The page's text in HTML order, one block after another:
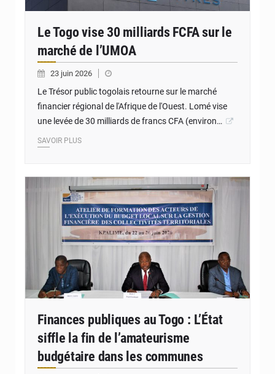
Le Togo vise 30 milliards FCFA sur le
marché de l’UMOA
23 juin 2026
Le Trésor public togolais retourne sur le marché
financier régional de l'Afrique de l'Ouest. Lomé vise
une levée de 30 milliards de francs CFA (environ…
SAVOIR PLUS
Finances publiques au Togo : L’État
siffle la fin de l’amateurisme
budgétaire dans les communes